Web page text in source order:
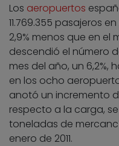
Los aeropuertos
11.769.355 pasajeros
2,9% menos que en el
descendió el número
mes del año, un 6,2%,
en los ocho
anotó un incremento
respecto a la carga,
toneladas de
enero de 2011.